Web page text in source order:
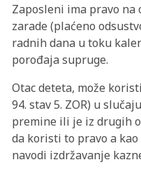
Zaposleni ima pravo na
zarade (plaćeno
radnih dana u toku
porođaja supruge.
Otac deteta, može
94. stav 5. ZOR) u
premine ili je iz drugih
da koristi to pravo a
navodi izdržavanje